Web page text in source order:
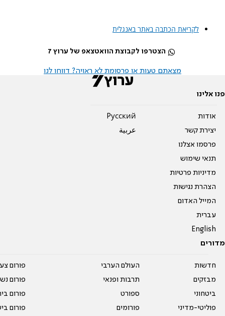
לקריאת הכתבה באתר באנגלית
הצטרפו לקבוצת הוואטצאפ של ערוץ 7
מצאתם טעות או פרסומת לא ראויה? דווחו לנו
פנו אלינו
אודות
יצירת קשר
פרסמו אצלנו
תנאי שימוש
מדיניות פרטיות
הצהרת נגישות
המייל האדום
עברית
English
Pусский
عربية
מדורים
חדשות
מבזקים
ביטחוני
פוליטי-מדיני
העולם הערבי
תרבות ופנאי
ספורט
פורומים
פורום
פורום
פורום
פורום